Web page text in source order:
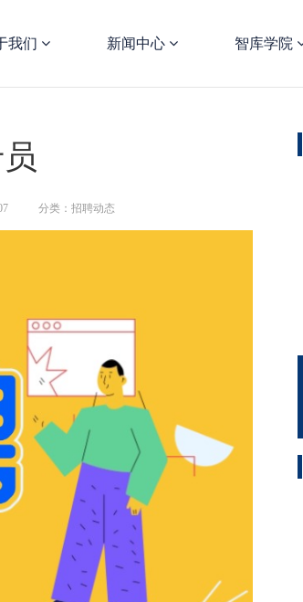
我们 新闻中心 智库学院
分类：招聘动态